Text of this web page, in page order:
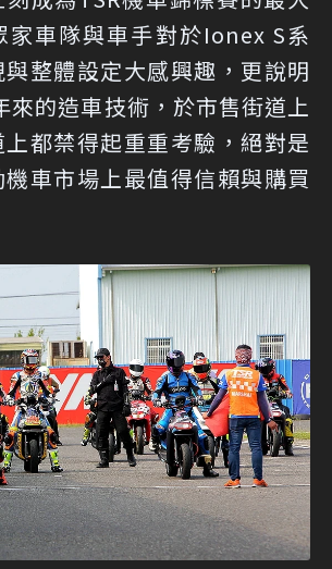
家車隊與車手對於Ionex S系
整體設定大感興趣，更說明
來的造車技術，於市售街道上
都禁得起重重考驗，絕對是
車市場上最值得信賴與購買